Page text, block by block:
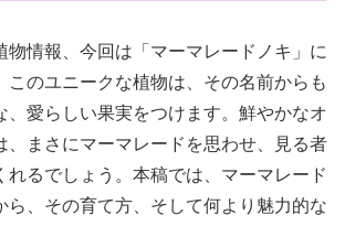
物情報、今回は「マーマレードノキ」に
このユニークな植物は、その名前からも
、愛らしい果実をつけます。鮮やかなオ
、まさにマーマレードを思わせ、見る者
れるでしょう。本稿では、マーマレード
ら、その育て方、そして何より魅力的な